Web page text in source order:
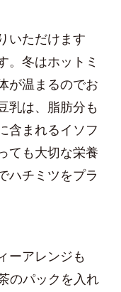
いただけます
。冬はホットミ
が温まるのでお
乳は、脂肪分も
含まれるイソフ
ても大切な栄養
ハチミツをプラ
ーアレンジも
のパックを入れ